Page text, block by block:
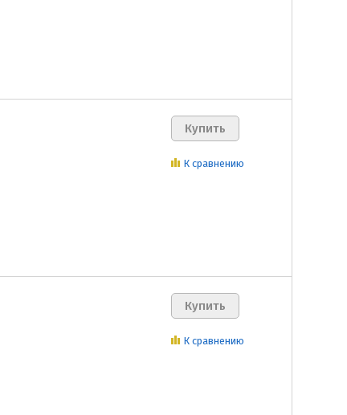
К сравнению
К сравнению